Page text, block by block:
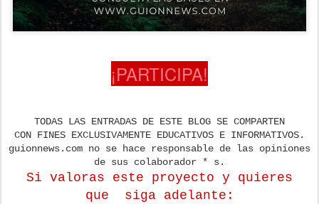
¡PARTICIPA!
TODAS LAS ENTRADAS DE ESTE BLOG SE COMPARTEN
CON FINES EXCLUSIVAMENTE EDUCATIVOS E INFORMATIVOS.
guionnews.com no se hace responsable de las opiniones
de sus colaborador * s.
Si valoras este proyecto y quieres
que siga adelante: